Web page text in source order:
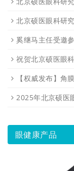
北京硕医眼科研
奚继马主任受邀
祝贺北京硕医眼
【权威发布】角
2025年北京硕医
眼健康产品